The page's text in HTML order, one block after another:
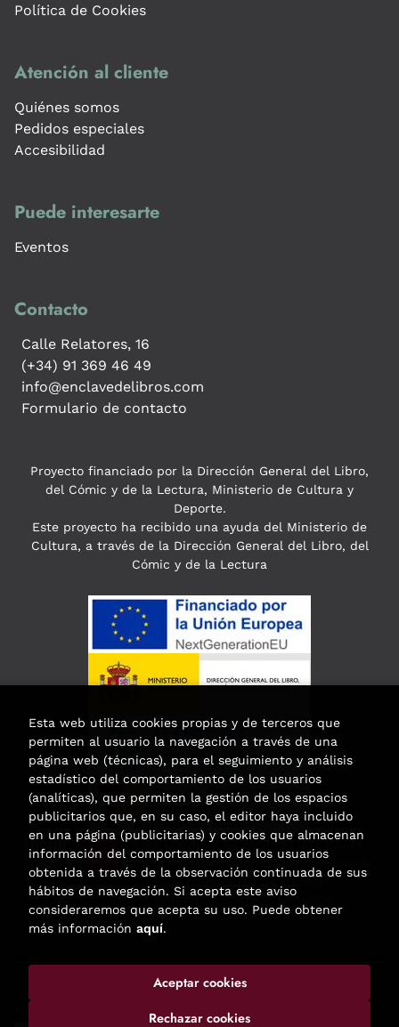
Política de Cookies
Atención al cliente
Quiénes somos
Pedidos especiales
Accesibilidad
Puede interesarte
Eventos
Contacto
Calle Relatores, 16
(+34) 91 369 46 49
info@enclavedelibros.com
Formulario de contacto
Proyecto financiado por la Dirección General del Libro,
del Cómic y de la Lectura, Ministerio de Cultura y
Deporte.
Este proyecto ha recibido una ayuda del Ministerio de
Cultura, a través de la Dirección General del Libro, del
Cómic y de la Lectura
Esta actividad ha recibido una ayuda
para la modernización de las librerías de
la Comunidad de Madrid
correspondiente al año 2025.
. Todos los Derechos Reservados |
Esta web utiliza cookies propias y de terceros que
permiten al usuario la navegación a través de una
página web (técnicas), para el seguimiento y análisis
estadístico del comportamiento de los usuarios
(analíticas), que permiten la gestión de los espacios
publicitarios que, en su caso, el editor haya incluido
en una página (publicitarias) y cookies que almacenan
información del comportamiento de los usuarios
obtenida a través de la observación continuada de sus
hábitos de navegación. Si acepta este aviso
consideraremos que acepta su uso. Puede obtener
más información aquí.
Rechazar cookies
Aceptar cookies